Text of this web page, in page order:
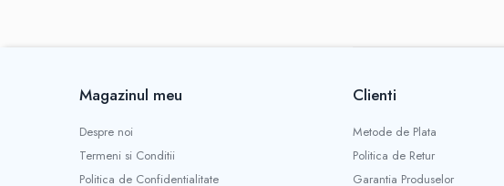
Magazinul meu
Despre noi
Termeni si Conditii
Politica de Confidentialitate
Clienti
Metode de Plata
Politica de Retur
Garantia Produselor